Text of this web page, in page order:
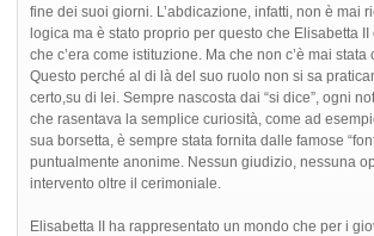
fine dei suoi giorni. L’abdicazione, infatti, non è mai
logica ma è stato proprio per questo che Elisabetta
che c’era come istituzione. Ma che non c’è mai stata
Questo perché al di là del suo ruolo non si sa
certo,su di lei. Sempre nascosta dai “si dice”, ogni
che rasentava la semplice curiosità, come ad
sua borsetta, è sempre stata fornita dalle famose
puntualmente anonime. Nessun giudizio, nessuna
intervento oltre il cerimoniale.
Elisabetta II ha rappresentato un mondo che per i